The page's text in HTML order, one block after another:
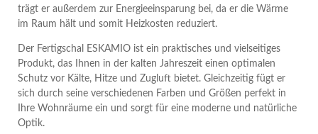
trägt er außerdem zur Energieeinsparung bei, da er die Wärme
im Raum hält und somit Heizkosten reduziert.
Der Fertigschal ESKAMIO ist ein praktisches und vielseitiges
Produkt, das Ihnen in der kalten Jahreszeit einen optimalen
Schutz vor Kälte, Hitze und Zugluft bietet. Gleichzeitig fügt er
sich durch seine verschiedenen Farben und Größen perfekt in
Ihre Wohnräume ein und sorgt für eine moderne und natürliche
Optik.